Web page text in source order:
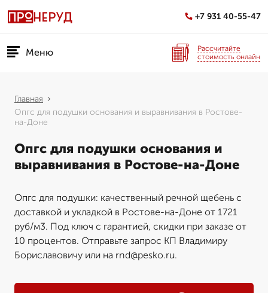
+7 931 40-55-47
Меню
Рассчитайте
стоимость онлайн
Главная
Опгс для подушки основания и выравнивания в Ростове-
на-Доне
Опгс для подушки основания и
выравнивания в Ростове-на-Доне
Опгс для подушки: качественный речной щебень с
доставкой и укладкой в Ростове-на-Доне от 1721
руб/м3. Под ключ с гарантией, скидки при заказе от
10 процентов. Отправьте запрос КП Владимиру
Бориславовичу или на rnd@pesko.ru.